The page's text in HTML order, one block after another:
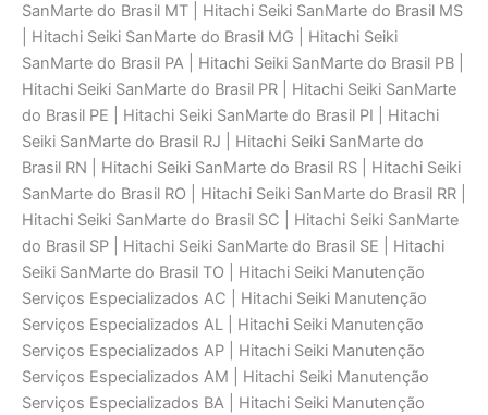
SanMarte do Brasil MT | Hitachi Seiki SanMarte do Brasil MS
| Hitachi Seiki SanMarte do Brasil MG | Hitachi Seiki
SanMarte do Brasil PA | Hitachi Seiki SanMarte do Brasil PB |
Hitachi Seiki SanMarte do Brasil PR | Hitachi Seiki SanMarte
do Brasil PE | Hitachi Seiki SanMarte do Brasil PI | Hitachi
Seiki SanMarte do Brasil RJ | Hitachi Seiki SanMarte do
Brasil RN | Hitachi Seiki SanMarte do Brasil RS | Hitachi Seiki
SanMarte do Brasil RO | Hitachi Seiki SanMarte do Brasil RR |
Hitachi Seiki SanMarte do Brasil SC | Hitachi Seiki SanMarte
do Brasil SP | Hitachi Seiki SanMarte do Brasil SE | Hitachi
Seiki SanMarte do Brasil TO | Hitachi Seiki Manutenção
Serviços Especializados AC | Hitachi Seiki Manutenção
Serviços Especializados AL | Hitachi Seiki Manutenção
Serviços Especializados AP | Hitachi Seiki Manutenção
Serviços Especializados AM | Hitachi Seiki Manutenção
Serviços Especializados BA | Hitachi Seiki Manutenção